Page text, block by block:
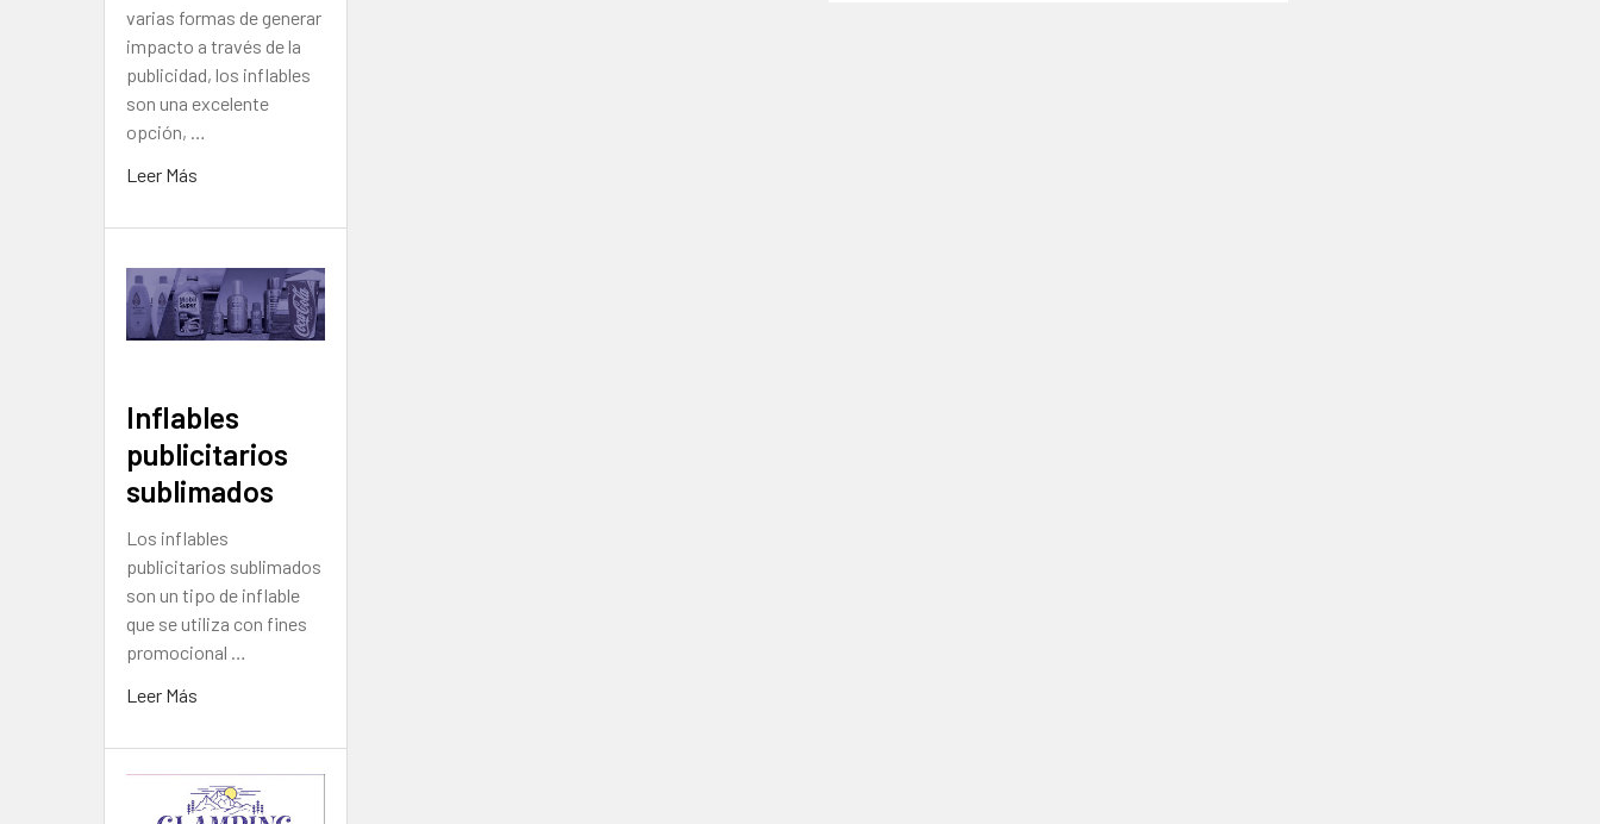
varias formas de generar
impacto a través de la
publicidad, los inflables
son una excelente
opción, …
Leer Más
Inflables
publicitarios
sublimados
Los inflables
publicitarios sublimados
son un tipo de inflable
que se utiliza con fines
promocional …
Leer Más